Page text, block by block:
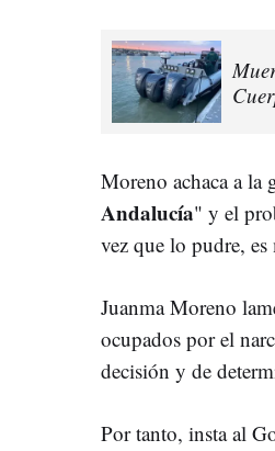
Moreno achaca a la
Andalucía" y el
vez que lo pudre,
Juanma Moreno
ocupados por el
decisión y de
Por tanto, insta al